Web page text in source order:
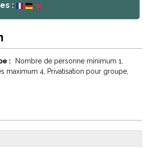
:
: Nombre de personne minimum 1
maximum 4 Privatisation pour groupe